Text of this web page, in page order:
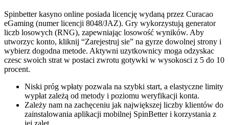
Spinbetter kasyno online posiada licencję wydaną przez Curacao
eGaming (numer licencji 8048/JAZ). Gry wykorzystują generator
liczb losowych (RNG), zapewniając losowość wyników. Aby
utworzyc konto, kliknij “Zarejestruj sie” na gуrze dowolnej strony i
wybierz dogodna metode. Aktywni uzytkownicy moga odzyskac
czesc swoich strat w postaci zwrotu gotуwki w wysokosci z 5 do 10
procent.
Niski próg wpłaty pozwala na szybki start, a elastyczne limity
wypłat zależą od metody i poziomu weryfikacji konta.
Zależy nam na zachęceniu jak największej liczby klientów do
zainstalowania aplikacji mobilnej SpinBetter i korzystania z
jej zalet.